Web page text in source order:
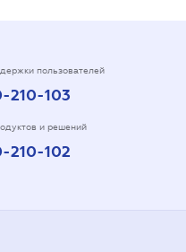
пользователей
210-103
и решений
210-102